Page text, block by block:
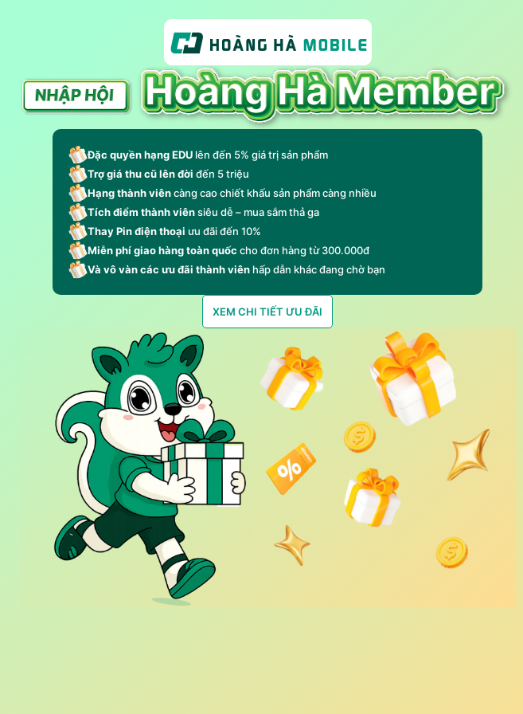
Đặc quyền hạng EDU lên đến 5% giá trị sản phẩm
Trợ giá thu cũ lên đời đến 5 triệu
Hạng thành viêncàng cao chiết khấu sản phẩm càng nhiều
Tích điểm thành viênsiêu dễ – mua sắm thả ga
Thay Pin điện thoại ưu đãi đến 10%
Miễn phí giao hàng toàn quốccho đơn hàng từ 300.000đ
Và vô vàn các ưu đãi thành viên hấp dẫn khác đang chờ bạn
XEM CHI TIẾT ƯU ĐÃI